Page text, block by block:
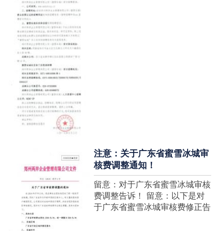
注意：关于广东省蜜雪冰城审
核费调整通知！
留意：对于广东省蜜雪冰城审核
费调整告诉！ 留意：以下是对
于广东省蜜雪冰城审核费修正告